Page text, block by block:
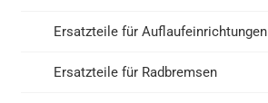
Ersatzteile für Auflaufeinrichtungen
Ersatzteile für Radbremsen